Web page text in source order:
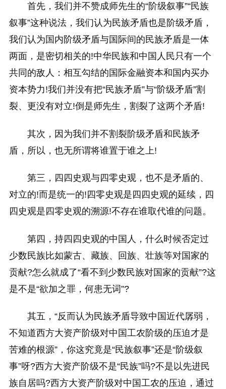
首先，我们并不赞成师先生的“阶级叙事”“民族
叙事”这种说法，我们认为民族矛盾也是阶级矛盾，
我们认为国内阶级矛盾与国际间的民族矛盾是一体
两面，是密切相关的!中华民族和中国人民只有一个
共同的敌人：相互勾结的国际金融资本和国内买办
资本势力!我们并没有把“民族矛盾”与“阶级矛盾”割
裂、更没有对立!倒是师先生，割裂了这两个矛盾!
其次，因为我们并不割裂阶级矛盾和民族矛
盾，所以，也无所谓将谁置于谁之上!
第三，四四史观与四零史观，也不是矛盾的、
对立的!而是统一的!四零史观是四四史观的延续，四
四史观是四零史观的溯源!不存在谁取代谁的问题。
第四，持四四史观的中国人，什么时候否定过
少数民族比如蒙古、藏族、回族、壮族等对国家的
贡献?怎么就成了“看不到少数民族对国家的贡献”?这
是不是“欲加之罪，何患无词”?
其五，“反而认为民族矛盾导致中国近代孱弱，
不知道西方大资产阶级对中国工农阶级的压迫才是
苦难的根源”，你这究竟是“民族叙事”还是“阶级叙
事”呀?西方大资产阶级不是“民族”吗?不是以先进民
族自居吗?西方大资产阶级对中国工农的压迫，通过